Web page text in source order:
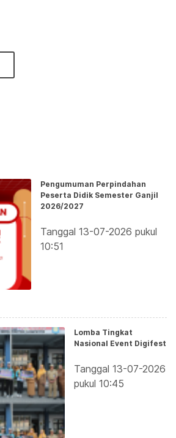
Pengumuman Perpindahan
Peserta Didik Semester Ganjil
2026/2027
Tanggal 13-07-2026 pukul
10:51
Lomba Tingkat
Nasional Event Digifest
Tanggal 13-07-2026
pukul 10:45